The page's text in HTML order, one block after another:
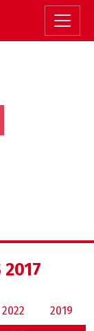
2017
2022 2019